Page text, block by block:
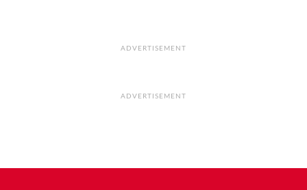
ADVERTISEMENT
ADVERTISEMENT